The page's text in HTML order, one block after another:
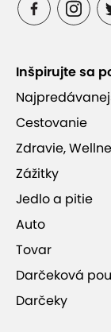
Rôzne
Online
Viac
Inšpirujte sa
Cestovanie
Zdravie,
Zážitky
Jedlo a pitie
Auto
Tovar
Darčeková
Darčeky